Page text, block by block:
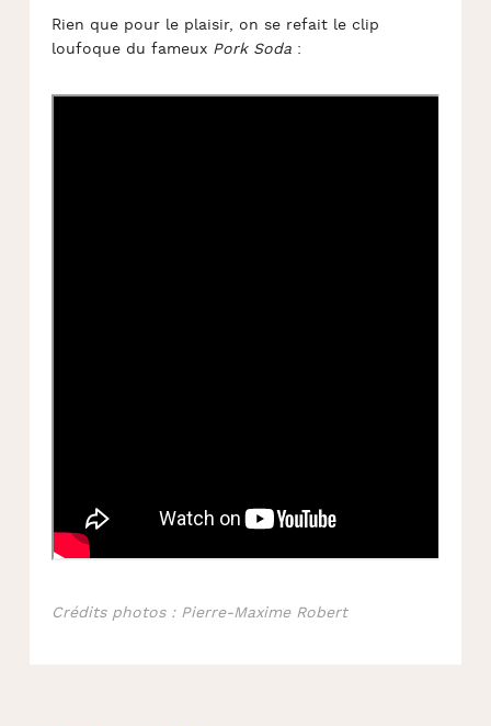
Rien que pour le plaisir, on se refait le clip
loufoque du fameux Pork Soda:
Crédits photos : Pierre-Maxime Robert